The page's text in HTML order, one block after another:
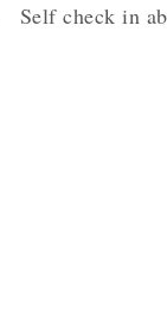
Self check in